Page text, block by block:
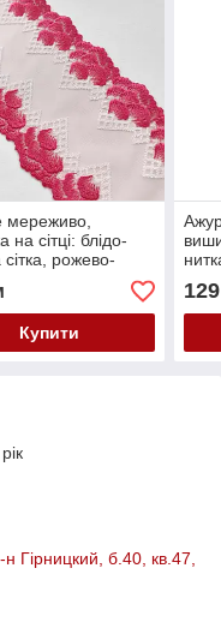
мереживо,
на сітці: блідо-
рожево-
і білого кольору
14,5 см
Купити
129
Гірницкий, б.40, кв.47,